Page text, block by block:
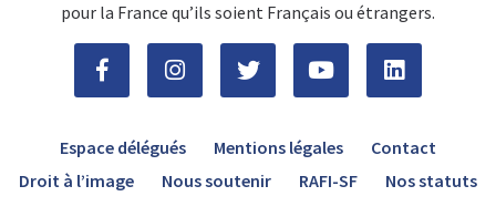
pour la France qu’ils soient Français ou étrangers.
Espace délégués Mentions légales
Contact
Droit à l’image
Nous soutenir RAFI-SF Nos statuts